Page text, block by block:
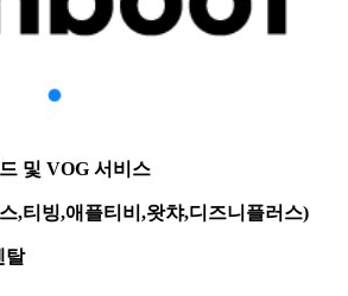
및 VOG 서비스
,티빙,애플티비,왓챠,디즈니플러스)
탈